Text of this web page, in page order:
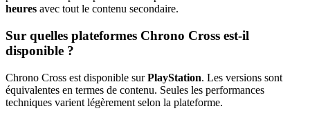
heures avec tout le contenu secondaire.
Sur quelles plateformes Chrono Cross est-il
disponible ?
Chrono Cross est disponible surPlayStation. Les versions sont
équivalentes en termes de contenu. Seules les performances
techniques varient légèrement selon la plateforme.